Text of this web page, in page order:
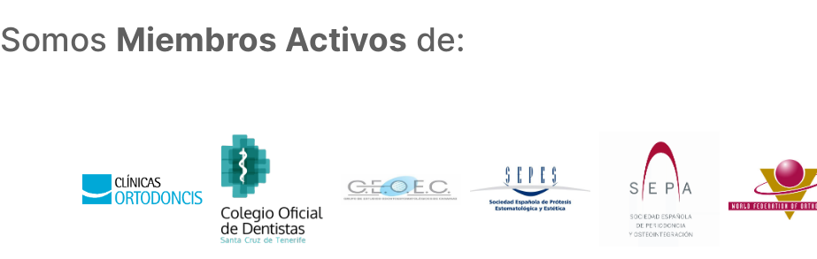
Somos Miembros Activos de: